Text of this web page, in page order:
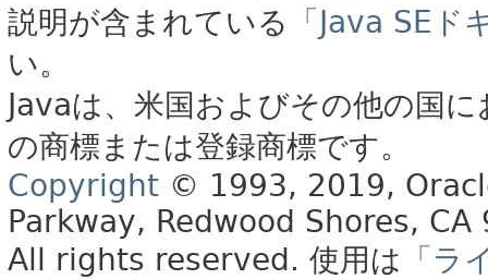
説明が含まれている
「Java SE
い。
Javaは、米国およびその他の国
の商標または登録商標です。
Copyright © 1993, 2019,
Parkway, Redwood Shores, CA
All rights reserved. 使用は 「ラ